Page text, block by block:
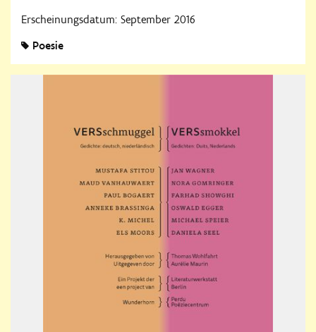
Erscheinungsdatum: September 2016
Poesie